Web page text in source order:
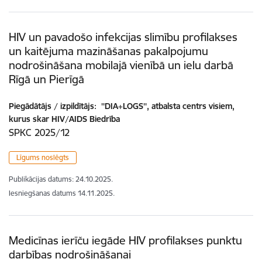
HIV un pavadošo infekcijas slimību profilakses
un kaitējuma mazināšanas pakalpojumu
nodrošināšana mobilajā vienībā un ielu darbā
Rīgā un Pierīgā
Piegādātājs / izpildītājs: ''DIA+LOGS'', atbalsta centrs visiem,
kurus skar HIV/AIDS Biedrība
SPKC 2025/12
Līgums noslēgts
Publikācijas datums: 24.10.2025.
Iesniegšanas datums 14.11.2025.
Medicīnas ierīču iegāde HIV profilakses punktu
darbības nodrošināšanai